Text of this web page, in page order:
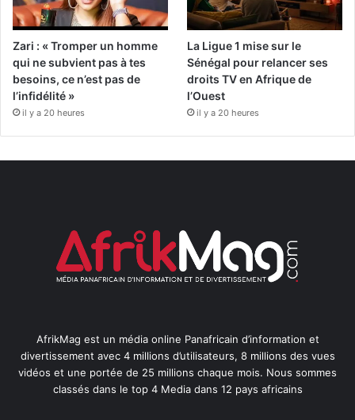
Zari : « Tromper un homme
qui ne subvient pas à tes
besoins, ce n’est pas de
l’infidélité »
il y a 20 heures
La Ligue 1 mise sur le
Sénégal pour relancer ses
droits TV en Afrique de
l’Ouest
il y a 20 heures
AfrikMag est un média online Panafricain d’information et
divertissement avec 4 millions d’utilisateurs, 8 millions des vues
vidéos et une portée de 25 millions chaque mois. Nous sommes
classés dans le top 4 Media dans 12 pays africains